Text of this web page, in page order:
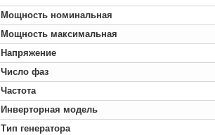
Мощность номинальная
Мощность максимальная
Напряжение
Число фаз
Частота
Инверторная модель
Тип генератора